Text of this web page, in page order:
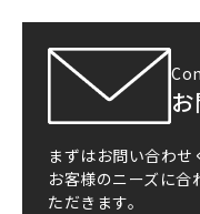
まずはお問い合わせ
お客様のニーズに
ただきます。